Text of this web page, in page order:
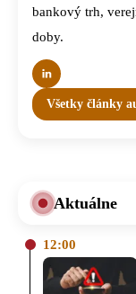
bankový trh,
doby.
Všetky články
Aktuálne
12:00